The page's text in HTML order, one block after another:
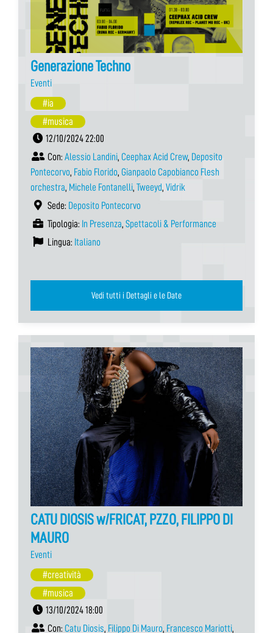
Generazione Techno
Eventi
#ia
#musica
12/10/2024 22:00
Con: Alessio Landini, Ceephax Acid Crew, Deposito
Pontecorvo, Fabio Florido, Gianpaolo Capobianco Flesh
orchestra, Michele Fontanelli, Tweeyd, Vidrik
Sede: Deposito Pontecorvo
Tipologia: In Presenza, Spettacoli & Performance
Lingua: Italiano
Vedi tutti i Dettagli e le Date
CATU DIOSIS w/FRICAT, PZZO, FILIPPO DI
MAURO
Eventi
#creatività
#musica
13/10/2024 18:00
Con: Catu Diosis, Filippo Di Mauro, Francesco Mariotti,